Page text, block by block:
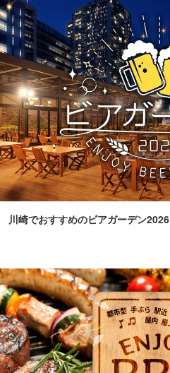
川崎でおすすめのビアガーデン2026